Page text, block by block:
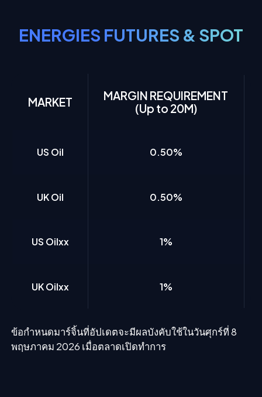
ENERGIES FUTURES & SPOT
MARKET
US Oil
UK Oil
US Oilxx
UK Oilxx
MARGIN REQUIREMENT
(Up to 20M)
0.50%
0.50%
1%
1%
ข้อกำหนดมาร์จิ้นที่อัปเดตจะมีผลบังคับใช้ในวันศุกร์ที่ 8
พฤษภาคม 2026 เมื่อตลาดเปิดทำการ